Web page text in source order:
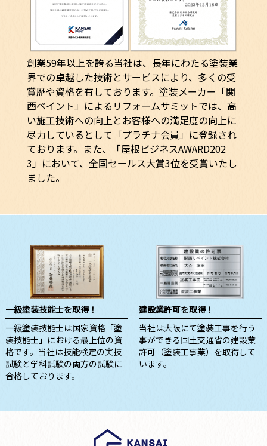
創業59年以上を誇る当社は、長年にわたる塗装業
界での卓越した技術とサービスにより、多くの受
賞歴や資格を有しております。塗装メーカー「関
西ペイント」によるリフォームサミットでは、高
い施工技術への向上とお客様への満足度の向上に
尽力しているとして「プラチナ会員」に登録され
ております。また、「屋根ビジネスAWARD202
3」において、全国セールス大賞3位を受賞いたし
ました。
一級塗装技能士を取得！
一級塗装技能士は国家資格「塗
装技能士」における最上位の資
格です。当社は技能検定の実技
試験と学科試験の両方の試験に
合格しております。
建設業許可を取得！
当社は大阪にて塗装工事を行う
事ができる国土交通省の建設業
許可（塗装工事業）を取得して
います。